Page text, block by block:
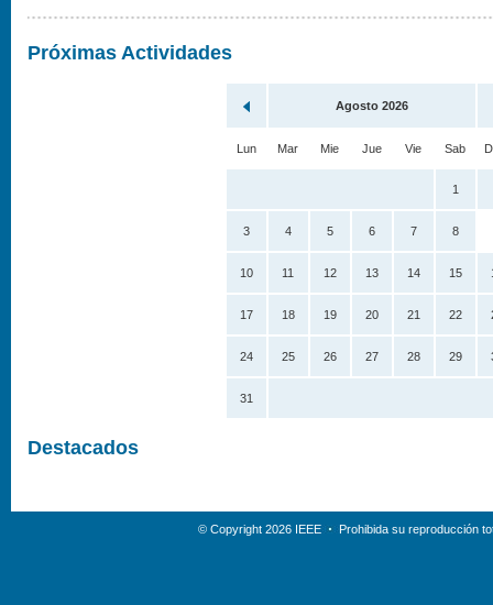
Próximas Actividades
Agosto 2026
Lun Mar Mie Jue Vie Sab
1
3 4 5 6 7 8
10 11 12 13 14 15
17 18 19 20 21 22
24 25 26 27 28 29
31
Destacados
© Copyright 2026 IEEE Prohibida su reproducción